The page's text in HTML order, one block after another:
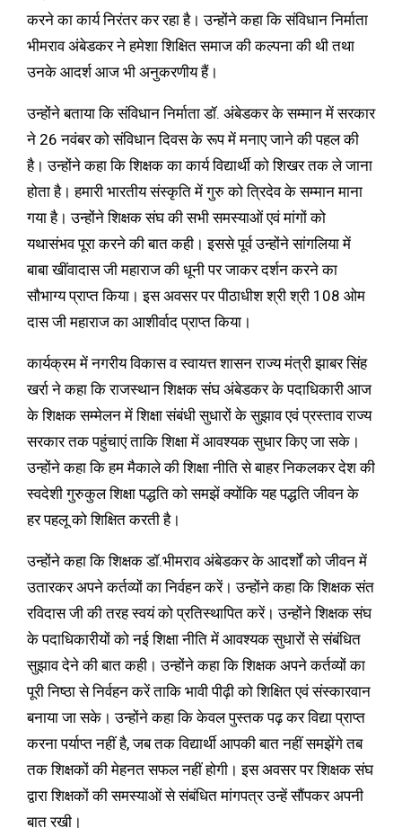
करने का कार्य निरंतर कर रहा है। उन्होंने कहा कि संविधान निर्माता
भीमराव अंबेडकर ने हमेशा शिक्षित समाज की कल्पना की थी तथा
उनके आदर्श आज भी अनुकरणीय हैं।
उन्होंने बताया कि संविधान निर्माता डॉ. अंबेडकर के सम्मान में सरकार
ने 26 नवंबर को संविधान दिवस के रूप में मनाए जाने की पहल की
है। उन्होंने कहा कि शिक्षक का कार्य विद्यार्थी को शिखर तक ले जाना
होता है। हमारी भारतीय संस्कृति में गुरु को त्रिदेव के सम्मान माना
गया है। उन्होंने शिक्षक संघ की सभी समस्याओं एवं मांगों को
यथासंभव पूरा करने की बात कही। इससे पूर्व उन्होंने सांगलिया में
बाबा खींवादास जी महाराज की धूनी पर जाकर दर्शन करने का
सौभाग्य प्राप्त किया। इस अवसर पर पीठाधीश श्री श्री 108 ओम
दास जी महाराज का आशीर्वाद प्राप्त किया।
कार्यक्रम में नगरीय विकास व स्वायत्त शासन राज्य मंत्री झाबर सिंह
खर्रा ने कहा कि राजस्थान शिक्षक संघ अंबेडकर के पदाधिकारी आज
के शिक्षक सम्मेलन में शिक्षा संबंधी सुधारों के सुझाव एवं प्रस्ताव राज्य
सरकार तक पहुंचाएं ताकि शिक्षा में आवश्यक सुधार किए जा सके।
उन्होंने कहा कि हम मैकाले की शिक्षा नीति से बाहर निकलकर देश की
स्वदेशी गुरुकुल शिक्षा पद्धति को समझें क्योंकि यह पद्धति जीवन के
हर पहलू को शिक्षित करती है।
उन्होंने कहा कि शिक्षक डॉ.भीमराव अंबेडकर के आदर्शों को जीवन में
उतारकर अपने कर्तव्यों का निर्वहन करें। उन्होंने कहा कि शिक्षक संत
रविदास जी की तरह स्वयं को प्रतिस्थापित करें। उन्होंने शिक्षक संघ
के पदाधिकारीयों को नई शिक्षा नीति में आवश्यक सुधारों से संबंधित
सुझाव देने की बात कही। उन्होंने कहा कि शिक्षक अपने कर्तव्यों का
पूरी निष्ठा से निर्वहन करें ताकि भावी पीढ़ी को शिक्षित एवं संस्कारवान
बनाया जा सके। उन्होंने कहा कि केवल पुस्तक पढ़ कर विद्या प्राप्त
करना पर्याप्त नहीं है, जब तक विद्यार्थी आपकी बात नहीं समझेंगे तब
तक शिक्षकों की मेहनत सफल नहीं होगी। इस अवसर पर शिक्षक संघ
द्वारा शिक्षकों की समस्याओं से संबंधित मांगपत्र उन्हें सौंपकर अपनी
बात रखी।